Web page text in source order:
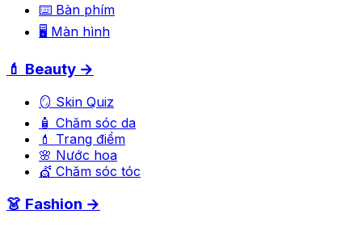
⌨️ Bàn phím
🖥️ Màn hình
💄 Beauty →
🪞 Skin Quiz
🧴 Chăm sóc da
💄 Trang điểm
🌸 Nước hoa
💇 Chăm sóc tóc
👗 Fashion →